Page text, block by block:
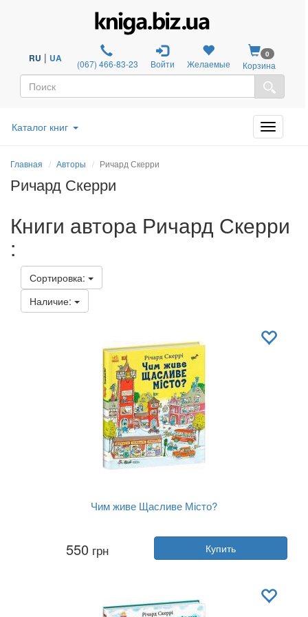
RU | UA (067) 466-83-23 Войти Желаемые
0
Корзина
Каталог книг
Главная Авторы Ричард Скерри
Ричард Скерри
Книги автора Ричард Скерри
:
Сортировка:
Наличие:
Чим живе Щасливе Місто?
Ричард Скерри
Издательство:Ранок
550 грн Купить